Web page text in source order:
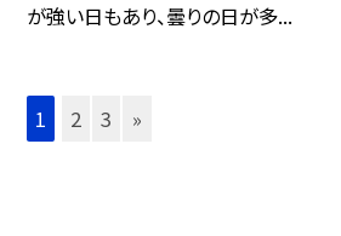
が強い日もあり、曇りの日が多...
1 2 3 »